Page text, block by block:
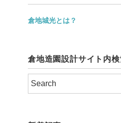
倉地城光とは？
倉地造園設計サイト内